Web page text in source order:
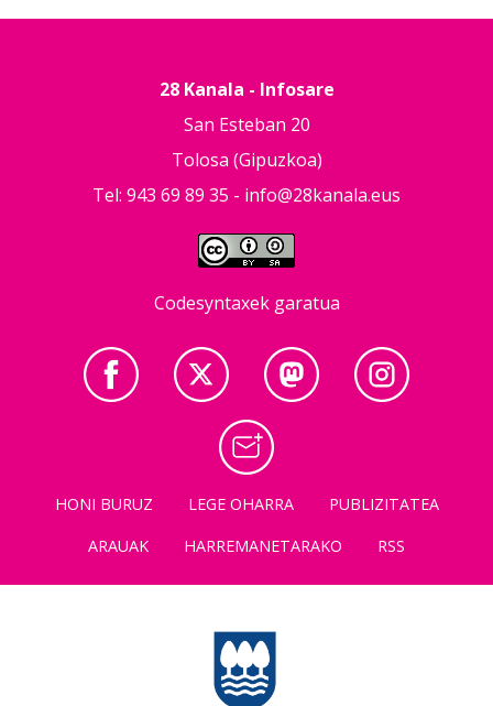
28 Kanala - Infosare
San Esteban 20
Tolosa (Gipuzkoa)
Tel: 943 69 89 35 - info@28kanala.eus
Codesyntaxek garatua
HONI BURUZ LEGE OHARRA
PUBLIZITATEA
ARAUAK
HARREMANETARAKO RSS